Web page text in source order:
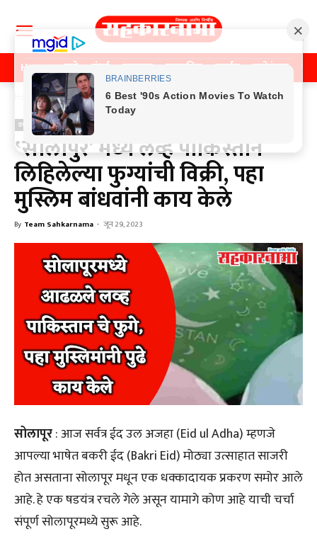
Home पुणे मुंबई महाराष्ट्र राजकीय क्राईम मनोरंजन
Home क्राईम
क्राईम
‛सोलापुर’ मध्ये लव्ह पाकिस्तान
लिहिलेल्या फुग्यांची विक्री, पहा
मुस्लिम बांधवांनी काय केले
By Team Sahkarnama - जून 29, 2023
सोलापूर: आज सर्वत्र ईद उल अजहा (Eid ul Adha) म्हणजे
आपल्या भाषेत बकरी ईद (Bakri Eid) मोठ्या उत्साहात साजरी
होत असताना सोलापूर मधून एक धक्कादायक प्रकरण समोर आले
आहे. हे एक षडयंत्र रचले गेले असून यामागे कोण आहे याची चर्चा
संपूर्ण सोलापूरमध्ये सुरू आहे.